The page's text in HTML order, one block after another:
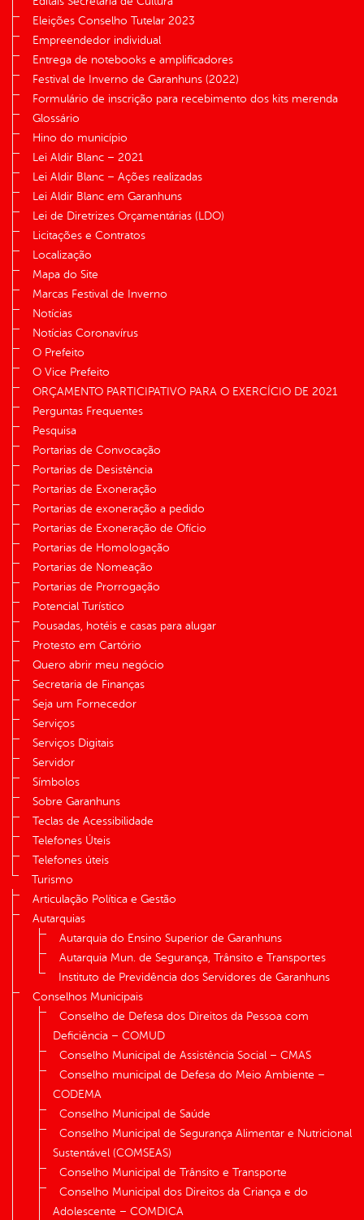
Eleições Conselho Tutelar 2023
Empreendedor individual
Entrega de notebooks e amplificadores
Festival de Inverno de Garanhuns (2022)
Formulário de inscrição para recebimento dos kits merenda
Glossário
Hino do município
Lei Aldir Blanc – 2021
Lei Aldir Blanc – Ações realizadas
Lei Aldir Blanc em Garanhuns
Lei de Diretrizes Orçamentárias (LDO)
Licitações e Contratos
Localização
Mapa do Site
Marcas Festival de Inverno
Notícias
Notícias Coronavírus
O Prefeito
O Vice Prefeito
ORÇAMENTO PARTICIPATIVO PARA O EXERCÍCIO DE 2021
Perguntas Frequentes
Pesquisa
Portarias de Convocação
Portarias de Desistência
Portarias de Exoneração
Portarias de exoneração a pedido
Portarias de Exoneração de Ofício
Portarias de Homologação
Portarias de Nomeação
Portarias de Prorrogação
Potencial Turístico
Pousadas, hotéis e casas para alugar
Protesto em Cartório
Quero abrir meu negócio
Secretaria de Finanças
Seja um Fornecedor
Serviços
Serviços Digitais
Servidor
Símbolos
Sobre Garanhuns
Teclas de Acessibilidade
Telefones Úteis
Telefones úteis
Turismo
Articulação Política e Gestão
Autarquias
Autarquia do Ensino Superior de Garanhuns
Autarquia Mun. de Segurança, Trânsito e Transportes
Instituto de Previdência dos Servidores de Garanhuns
Conselhos Municipais
Conselho de Defesa dos Direitos da Pessoa com
Deficiência – COMUD
Conselho Municipal de Assistência Social – CMAS
Conselho municipal de Defesa do Meio Ambiente –
CODEMA
Conselho Municipal de Saúde
Conselho Municipal de Segurança Alimentar e Nutricional
Sustentável (COMSEAS)
Conselho Municipal de Trânsito e Transporte
Conselho Municipal dos Direitos da Criança e do
Adolescente – COMDICA